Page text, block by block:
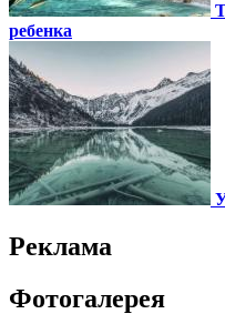
ребенка
Реклама
Фотогалерея